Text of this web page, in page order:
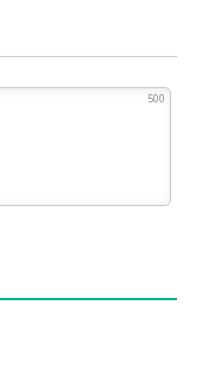
500